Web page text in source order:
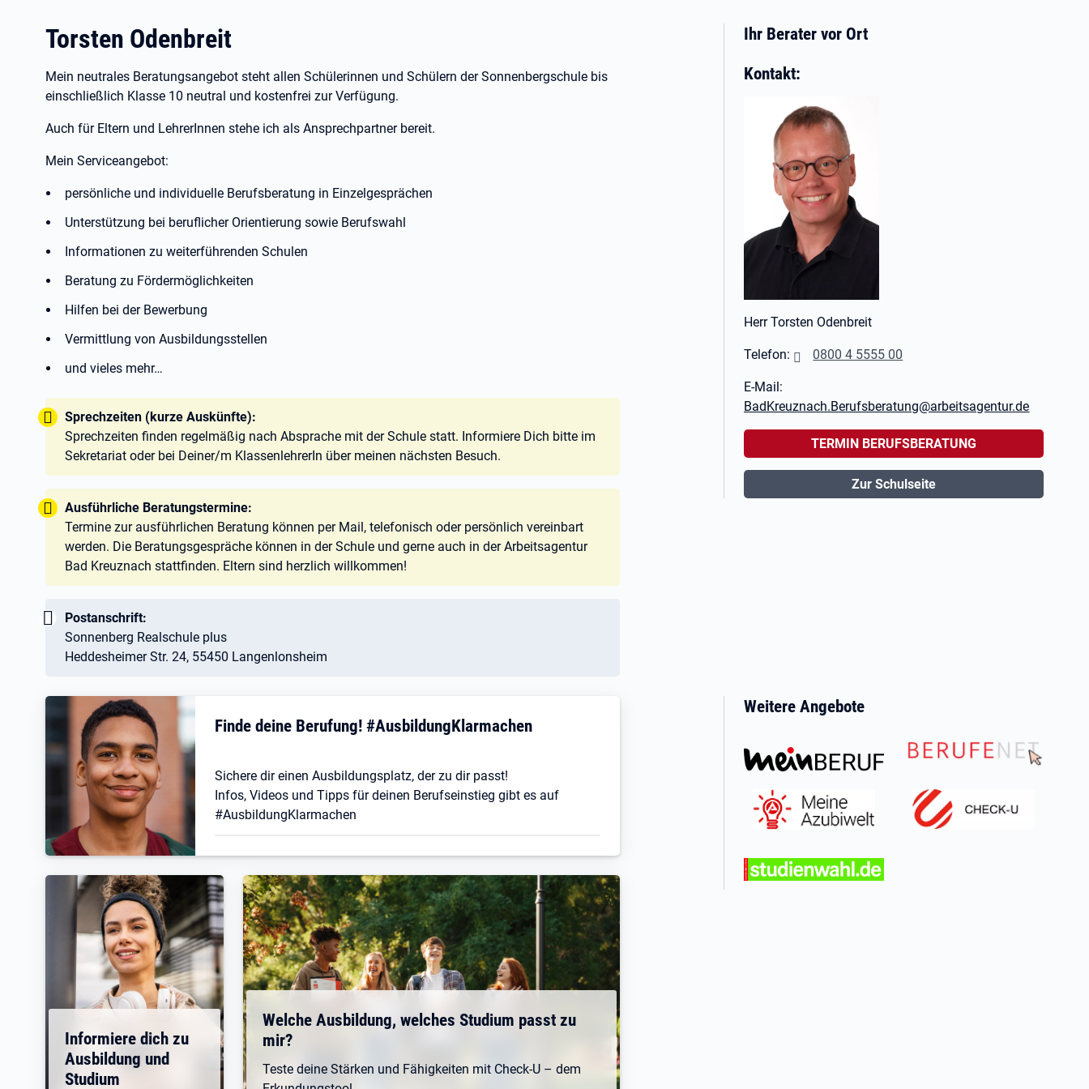
Torsten Odenbreit
Mein neutrales Beratungsangebot steht allen Schülerinnen und Schülern der Sonnenbergschule bis
einschließlich Klasse 10 neutral und kostenfrei zur Verfügung.
Auch für Eltern und LehrerInnen stehe ich als Ansprechpartner bereit.
Mein Serviceangebot:
persönliche und individuelle Berufsberatung in Einzelgesprächen
Unterstützung bei beruflicher Orientierung sowie Berufswahl
Informationen zu weiterführenden Schulen
Beratung zu Fördermöglichkeiten
Hilfen bei der Bewerbung
Vermittlung von Ausbildungsstellen
und vieles mehr…
Tipp:
Sprechzeiten (kurze Auskünfte):
Sprechzeiten finden regelmäßig nach Absprache mit der Schule statt. Informiere Dich bitte im
Sekretariat oder bei Deiner/m KlassenlehrerIn über meinen nächsten Besuch.
Tipp:
Ausführliche Beratungstermine:
Termine zur ausführlichen Beratung können per Mail, telefonisch oder persönlich vereinbart
werden. Die Beratungsgespräche können in der Schule und gerne auch in der Arbeitsagentur
Bad Kreuznach stattfinden. Eltern sind herzlich willkommen!
Wichtig:
Postanschrift:
Sonnenberg Realschule plus
Heddesheimer Str. 24, 55450 Langenlonsheim
Ihr Berater vor Ort
Kontakt:
Herr Torsten Odenbreit
Telefon: 0800 4 5555 00
E-Mail:
BadKreuznach.Berufsberatung@arbeitsagentur.de
TERMIN BERUFSBERATUNG
Zur Schulseite
Finde deine Berufung! #AusbildungKlarmachen
Sichere dir einen Ausbildungsplatz, der zu dir passt!
Infos, Videos und Tipps für deinen Berufseinstieg gibt es auf
#AusbildungKlarmachen
Informiere dich zu
Ausbildung und
Studium
Welche Ausbildung, welches Studium passt zu
mir?
Teste deine Stärken und Fähigkeiten mit Check-U – dem
Weitere Angebote